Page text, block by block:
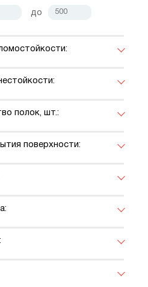
до
полок, шт.:
поверхности: